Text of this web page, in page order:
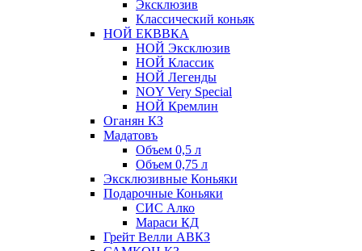
Эксклюзив
Классический коньяк
НОЙ ЕКВВКА
НОЙ Эксклюзив
НОЙ Классик
НОЙ Легенды
NOY Very Speсial
НОЙ Кремлин
Оганян КЗ
Мадатовъ
Объем 0,5 л
Объем 0,75 л
Эксклюзивные Коньяки
Подарочные Коньяки
СИС Алко
Мараси КД
Грейт Велли АВКЗ